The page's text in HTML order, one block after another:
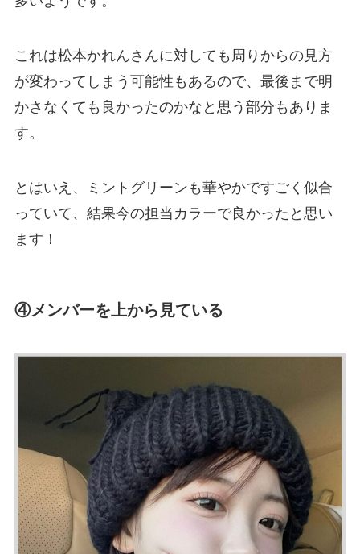
これは松本かれんさんに対しても周りからの見方
が変わってしまう可能性もあるので、最後まで明
かさなくても良かったのかなと思う部分もありま
す。
とはいえ、ミントグリーンも華やかですごく似合
っていて、結果今の担当カラーで良かったと思い
ます！
④メンバーを上から見ている